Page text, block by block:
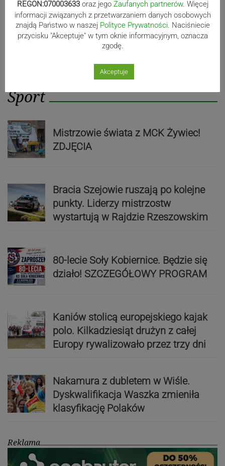
Sport
Mistrzowie świata z MCK Żywiec!
ZDJĘCIA
Bracia Szejowie ruszają po kolejne
punkty. Liderzy mistrzostw
wystartują w Rajdzie Rzeszowskim
80-lecie Soły Kobiernice. Będzie się
działo! SZCZEGÓŁOWY PROGRAM
Kaniów stolicą europejskiego kajak
polo. Kilkadziesiąt drużyn z całej
Europy rywalizowało przez trzy dni
Nakamura z dubletem w Wiśle.
Dyskwalifikacja Waszka zmieniła
klasyfikację Polaków
Reklama
REGON:070003633 oraz jego Zaufanych partnerów. Więcej
informacji związanych z przetwarzaniem danych osobowych
znajdą Państwo w naszej Polityce Prywatności. Naciśniecie
przycisku "Akceptuje" w tym oknie informacyjnym, oznacza
zgodę.
Akceptuje